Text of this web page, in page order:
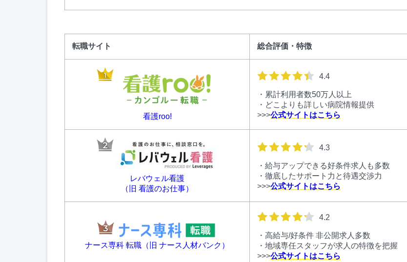
転職サイト 総合評価・特徴
看護roo!
星の数
4.4
・累計利用者数50万人以上
・どこよりも詳しい病院情報提供
>>>公式サイトはこちら
レバウェル看護
（旧 看護のお仕事）
星の数
4.3
・給与アップできる好条件求人も多数
・徹底したサポート力と待遇交渉力
>>>公式サイトはこちら
ナース専科 転職（旧 ナース人材バンク）
星の数
4.2
・高給与/好条件 非公開求人多数
・地域専任スタッフが求人の特徴を把握
>>>公式サイトはこちら